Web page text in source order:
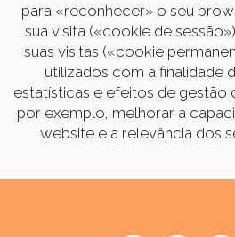
para «reconhecer» o seu
sua visita («cookie de
suas visitas («cookie
utilizados com a finalidade
estatísticas e efeitos de gestão
por exemplo, melhorar a
website e a relevância dos